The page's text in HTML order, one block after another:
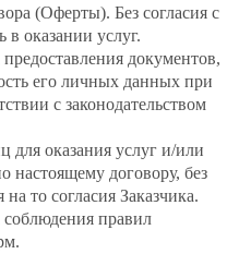
(Оферты). Без согласия с
в оказании услуг.
предоставления документов,
его личных данных при
с законодательством
для оказания услуг и/или
настоящему договору, без
то согласия Заказчика.
соблюдения правил